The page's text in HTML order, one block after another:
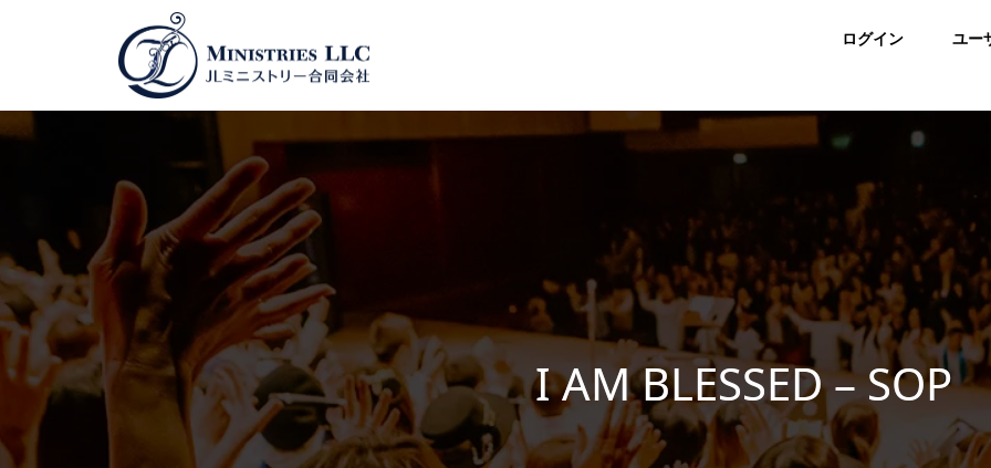
ログイン ユー
I AM BLESSED – SOP